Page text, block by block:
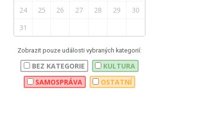
24
25 26 27 28 29
30
31
Zobrazit pouze události vybraných kategorií:
BEZ KATEGORIE
KULTURA
SAMOSPRÁVA
OSTATNÍ